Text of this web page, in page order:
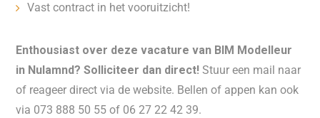
Vast contract in het vooruitzicht!
Enthousiast over deze vacature van BIM Modelleur
in Nulamnd? Solliciteer dan direct! Stuur een mail naar
of reageer direct via de website. Bellen of appen kan ook
via 073 888 50 55 of 06 27 22 42 39.